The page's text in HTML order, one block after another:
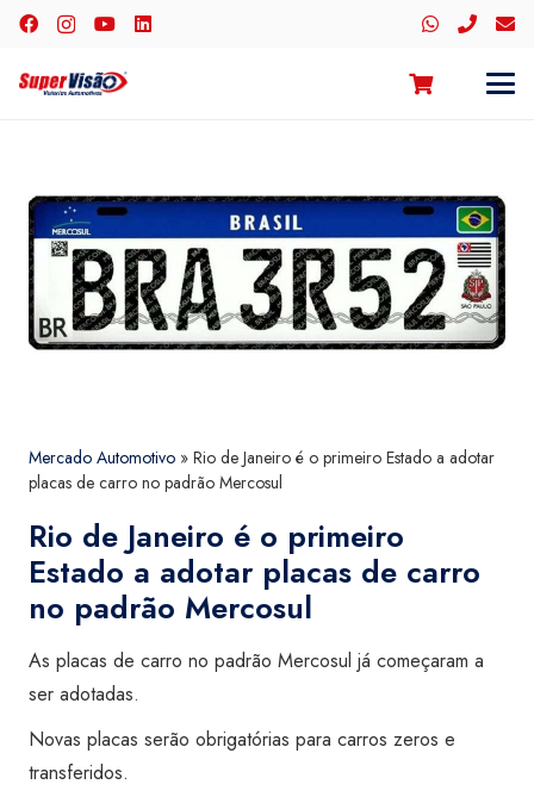
Mercado Automotivo » Rio de Janeiro é o primeiro Estado a adotar
placas de carro no padrão Mercosul
Rio de Janeiro é o primeiro
Estado a adotar placas de carro
no padrão Mercosul
As placas de carro no padrão Mercosul já começaram a
ser adotadas.
Novas placas serão obrigatórias para carros zeros e
transferidos.